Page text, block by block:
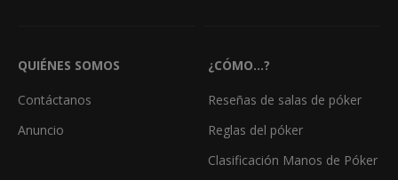
QUIÉNES SOMOS
Contáctanos
Anuncio
¿CÓMO...?
Reseñas de salas de póker
Reglas del póker
Clasificación Manos de Póker